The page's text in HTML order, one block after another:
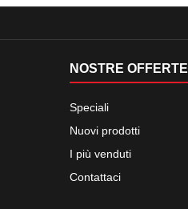
NOSTRE OFFERTE
Speciali
Nuovi prodotti
I più venduti
Contattaci